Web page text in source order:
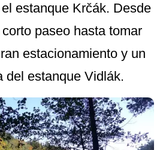
estanque Krčák. Desde
paseo hasta tomar
estacionamiento y un
del estanque Vidlák.